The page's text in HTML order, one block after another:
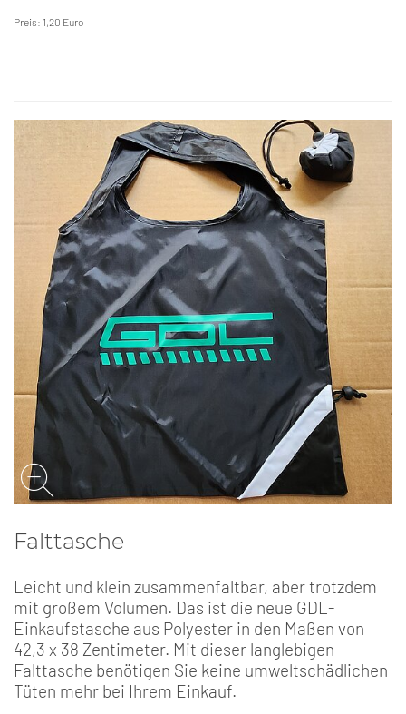
Preis: 1,20 Euro
Falttasche
Leicht und klein zusammenfaltbar, aber trotzdem
mit großem Volumen. Das ist die neue GDL-
Einkaufstasche aus Polyester in den Maßen von
42,3 x 38 Zentimeter. Mit dieser langlebigen
Falttasche benötigen Sie keine umweltschädlichen
Tüten mehr bei Ihrem Einkauf.